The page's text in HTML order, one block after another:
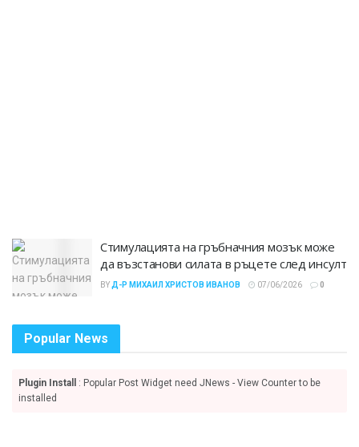
Стимулацията на гръбначния мозък може
да възстанови силата в ръцете след инсулт
BY Д-Р МИХАИЛ ХРИСТОВ ИВАНОВ 07/06/2026 0
Popular News
Plugin Install
: Popular Post Widget need JNews - View Counter to be
installed